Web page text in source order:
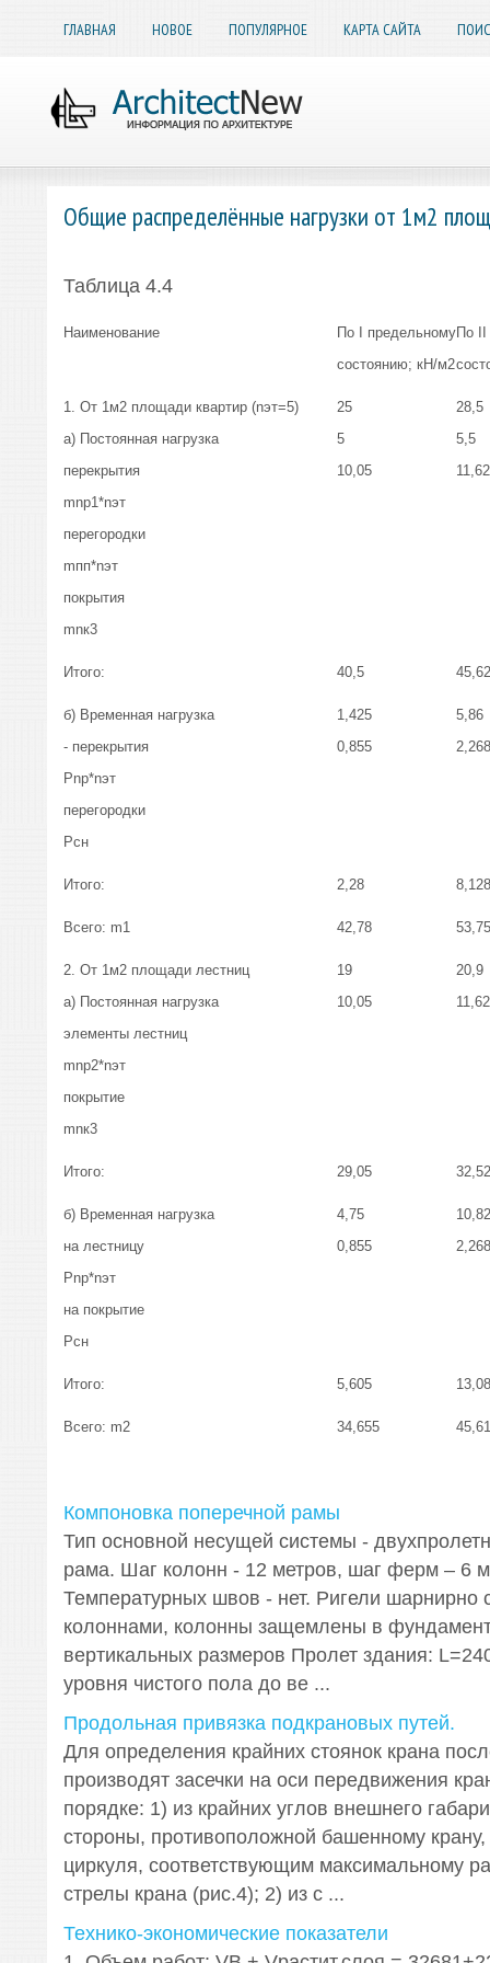
ГЛАВНАЯ НОВОЕ ПОПУЛЯРНОЕ КАРТА САЙТА
Общие распределённые нагрузки от 1м2
Таблица 4.4
Наименование
По I предельному
состоянию; кН/м2
По II
1. От 1м2 площади квартир (nэт=5)
а) Постоянная нагрузка
перекрытия
mnp1*nэт
перегородки
mпп*nэт
покрытия
mnк3
25
5
10,05
28,5
5,5
Итого: 40,5
б) Временная нагрузка
- перекрытия
Рnp*nэт
перегородки
Рсн
1,425
0,855
5,86
2,268
Итого: 2,28 8,128
Всего: m1 42,78
2. От 1м2 площади лестниц
а) Постоянная нагрузка
элементы лестниц
mnp2*nэт
покрытие
mnк3
19
10,05
20,9
Итого: 29,05
б) Временная нагрузка
на лестницу
Рnp*nэт
на покрытие
Рсн
4,75
0,855
10,82
2,268
Итого: 5,605
Всего: m2 34,655
Компоновка поперечной рамы
Тип основной несущей системы -
рама. Шаг колонн - 12 метров, шаг ферм – 6
Температурных швов - нет. Ригели шарнирно
колоннами, колонны защемлены в
вертикальных размеров Пролет здания:
уровня чистого пола до ве ...
Продольная привязка подкрановых путей.
Для определения крайних стоянок крана
производят засечки на оси передвижения
порядке: 1) из крайних углов внешнего
стороны, противоположной башенному
циркуля, соответствующим максимальному
стрелы крана (рис.4); 2) из с ...
Технико-экономические показатели